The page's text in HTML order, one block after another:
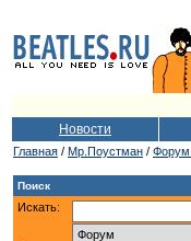
Новости
Главная / Мр.Поустман / Форум
Поиск
Искать: